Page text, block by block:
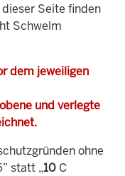
Seite finden
Schwelm
dem jeweiligen
und verlegte
ohne
statt „10 C